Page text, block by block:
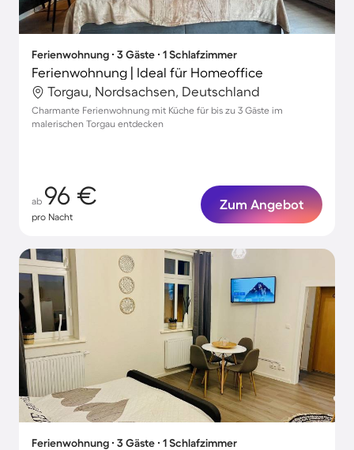
Ferienwohnung ∙ 3 Gäste ∙ 1 Schlafzimmer
Ferienwohnung | Ideal für Homeoffice
Torgau, Nordsachsen, Deutschland
Charmante Ferienwohnung mit Küche für bis zu 3 Gäste im
malerischen Torgau entdecken
ab 96 €
pro Nacht
Zum Angebot
Ferienwohnung ∙ 3 Gäste ∙ 1 Schlafzimmer